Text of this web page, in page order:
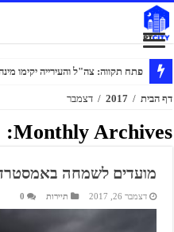
פתח תקווה: צה"ל והעירייה יקימו
דף הבית /
2017
/ דצמבר
Monthly Archives:
מועדים לשמחה
דצמבר 26, 2017 תיירות 0